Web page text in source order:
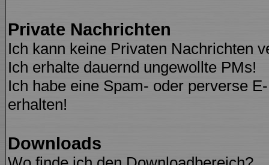
Private Nachrichten
Ich kann keine Privaten Nachrichten
Ich erhalte dauernd ungewollte PMs!
Ich habe eine Spam- oder perverse
erhalten!
Downloads